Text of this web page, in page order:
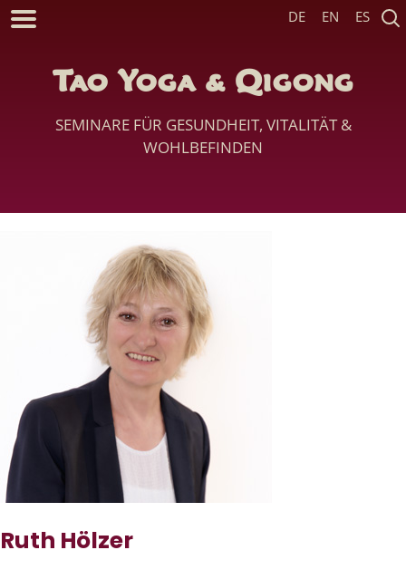
Tao Yoga & Qigong
SEMINARE FÜR GESUNDHEIT, VITALITÄT &
WOHLBEFINDEN
DE EN ES
Ruth Hölzer